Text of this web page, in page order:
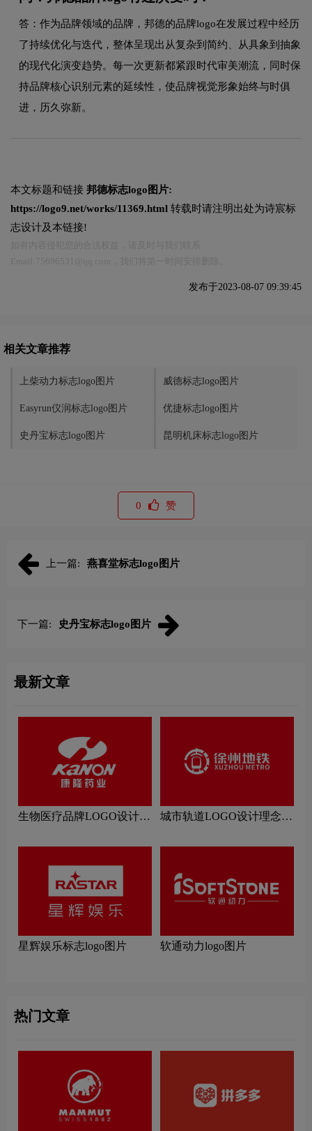
答：作为品牌领域的品牌，邦德的品牌logo在发展过程中经历
了持续优化与迭代，整体呈现出从复杂到简约、从具象到抽象
的现代化演变趋势。每一次更新都紧跟时代审美潮流，同时保
持品牌核心识别元素的延续性，使品牌视觉形象始终与时俱
进，历久弥新。
本文标题和链接 邦德标志logo图片:
https://logo9.net/works/11369.html 转载时请注明出处为诗宸标
志设计及本链接!
发布于2023-08-07 09:39:45
相关文章推荐
上柴动力标志logo图片 威德标志logo图片
Easyrun仪润标志logo图片 优捷标志logo图片
史丹宝标志logo图片 昆明机床标志logo图片
0 赞
上一篇: 燕喜堂标志logo图片
下一篇: 史丹宝标志logo图片
最新文章
生物医疗品牌LOGO设计理
城市轨道LOGO设计理念解
星辉娱乐标志logo图片 软通动力logo图片
热门文章